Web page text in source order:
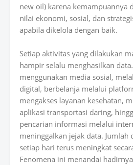
new oil) karena kemampuannya
nilai ekonomi, sosial, dan
apabila dikelola dengan baik.
Setiap aktivitas yang dilakukan
hampir selalu menghasilkan
menggunakan media sosial,
digital, berbelanja melalui
mengakses layanan kesehatan,
aplikasi transportasi daring,
pencarian informasi melalui
meninggalkan jejak data. Jumlah
setiap hari terus meningkat
Fenomena ini menandai